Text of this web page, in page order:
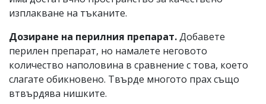
изплакване на тъканите.
Дозиране на перилния препарат.Добавете
перилен препарат, но намалете неговото
количество наполовина в сравнение с това, което
слагате обикновено. Твърде многото прах също
втвърдява нишките.